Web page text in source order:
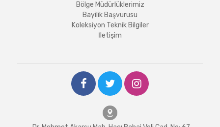
Bölge Müdürlüklerimiz
Bayilik Başvurusu
Koleksiyon Teknik Bilgiler
İletişim